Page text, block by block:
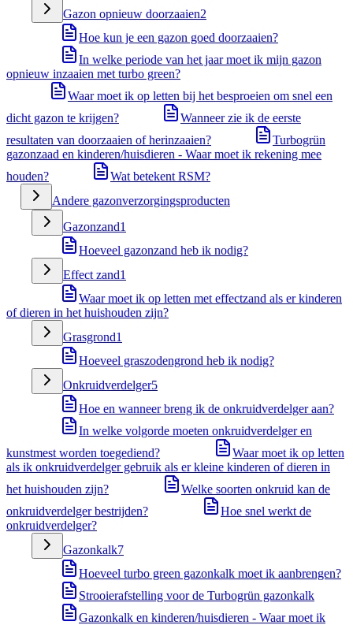
Gazon opnieuw doorzaaien2
Hoe kun je een gazon goed doorzaaien?
In welke periode van het jaar moet ik mijn gazon
opnieuw inzaaien met turbo green?
Waar moet ik op letten bij het besproeien om snel een
dicht gazon te krijgen?
Wanneer zie ik de eerste
resultaten van doorzaaien of herinzaaien?
Turbogrün
gazonzaad en kinderen/huisdieren - Waar moet ik rekening mee
houden?
Wat betekent RSM?
Andere gazonverzorgingsproducten
Gazonzand1
Hoeveel gazonzand heb ik nodig?
Effect zand1
Waar moet ik op letten met effectzand als er kinderen
of dieren in het huishouden zijn?
Grasgrond1
Hoeveel graszodengrond heb ik nodig?
Onkruidverdelger5
Hoe en wanneer breng ik de onkruidverdelger aan?
In welke volgorde moeten onkruidverdelger en
kunstmest worden toegediend?
Waar moet ik op letten
als ik onkruidverdelger gebruik als er kleine kinderen of dieren in
het huishouden zijn?
Welke soorten onkruid kan de
onkruidverdelger bestrijden?
Hoe snel werkt de
onkruidverdelger?
Gazonkalk7
Hoeveel turbo green gazonkalk moet ik aanbrengen?
Strooierafstelling voor de Turbogrün gazonkalk
Gazonkalk en kinderen/huisdieren - Waar moet ik